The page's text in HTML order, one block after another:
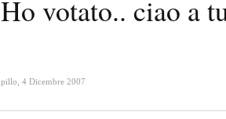
Ho votato.. ciao a
pillo 4 Dicembre 2007